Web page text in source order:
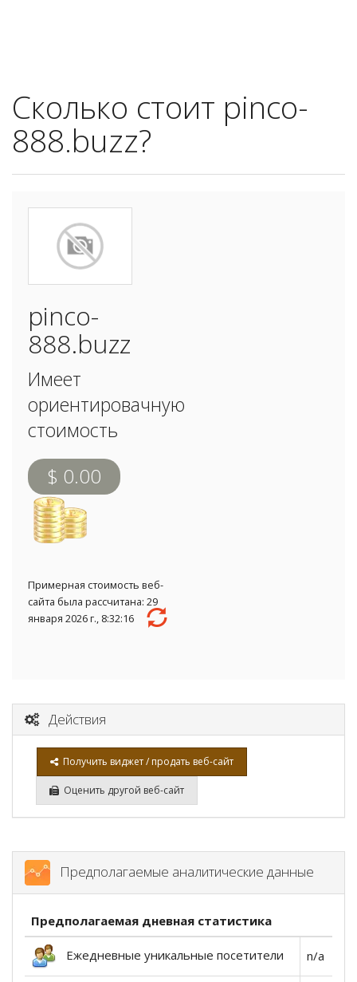
Сколько стоит pinco-
888.buzz?
pinco-
888.buzz
Имеет
ориентировачную
стоимость
$ 0.00
Примерная стоимость веб-
сайта была рассчитана: 29
января 2026 г., 8:32:16
Действия
Получить виджет / продать веб-сайт
Оценить другой веб-сайт
Предполагаемые аналитические данные
Предполагаемая дневная статистика
Ежедневные уникальные посетители n/a